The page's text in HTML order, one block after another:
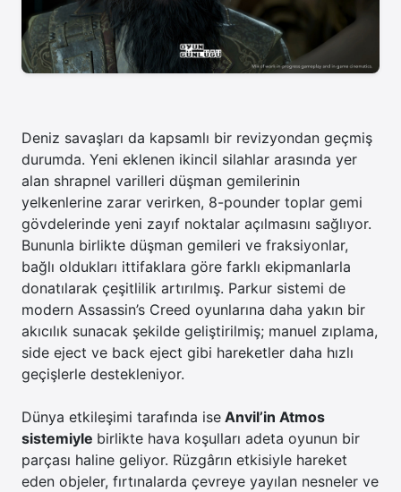
Deniz savaşları da kapsamlı bir revizyondan geçmiş
durumda. Yeni eklenen ikincil silahlar arasında yer
alan shrapnel varilleri düşman gemilerinin
yelkenlerine zarar verirken, 8-pounder toplar gemi
gövdelerinde yeni zayıf noktalar açılmasını sağlıyor.
Bununla birlikte düşman gemileri ve fraksiyonlar,
bağlı oldukları ittifaklara göre farklı ekipmanlarla
donatılarak çeşitlilik artırılmış. Parkur sistemi de
modern Assassin’s Creed oyunlarına daha yakın bir
akıcılık sunacak şekilde geliştirilmiş; manuel zıplama,
side eject ve back eject gibi hareketler daha hızlı
geçişlerle destekleniyor.
Dünya etkileşimi tarafında ise Anvil’in Atmos
sistemiyle birlikte hava koşulları adeta oyunun bir
parçası haline geliyor. Rüzgârın etkisiyle hareket
eden objeler, fırtınalarda çevreye yayılan nesneler ve